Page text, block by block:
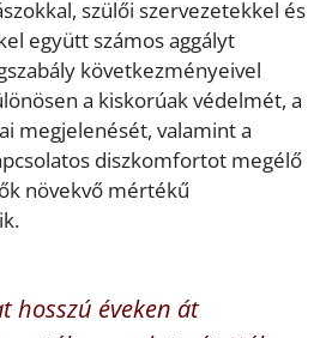
szülői szervezetekkel és
együtt számos aggályt
következményeivel
a kiskorúak védelmét, a
megjelenését, valamint a
diszkomfortot megélő
növekvő mértékű
hosszú éveken át